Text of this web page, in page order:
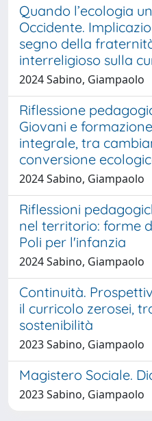
Quando l’ecologia
Occidente.
segno della
interreligioso sulla
2024 Sabino, Giampaolo
Riflessione
Giovani e
integrale, tra
conversione
2024 Sabino, Giampaolo
Riflessioni
nel territorio: forme
Poli per l'infanzia
2024 Sabino, Giampaolo
Continuità.
il curricolo zerosei,
sostenibilità
2023 Sabino, Giampaolo
Magistero Sociale.
2023 Sabino, Giampaolo